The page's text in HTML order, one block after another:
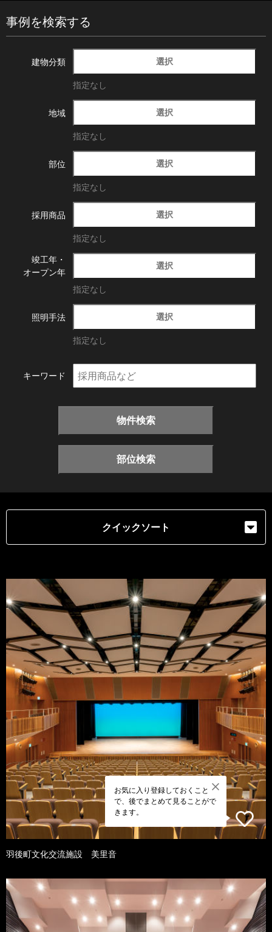
事例を検索する
建物分類 選択
指定なし
地域 選択
指定なし
部位 選択
指定なし
採用商品 選択
指定なし
竣工年・
オープン年
選択
指定なし
照明手法 選択
指定なし
キーワード
物件検索
部位検索
クイックソート
お気に入り登録しておくこと
で、後でまとめて見ることがで
きます。
羽後町文化交流施設 美里音